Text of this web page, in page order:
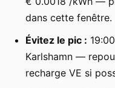
dans cette fenêtre.
Évitez le pic :
Karlshamn —
recharge VE si